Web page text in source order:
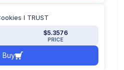
I TRUST
$5.3576
PRICE
Buy